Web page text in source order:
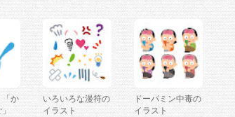
「か
いろいろな漫符の
イラスト
ドーパミン中毒の
イラスト